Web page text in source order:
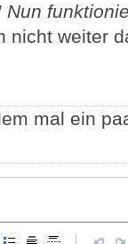
Nun
nicht weiter
mal ein